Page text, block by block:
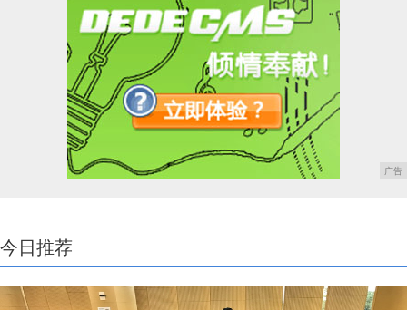
广告
今日推荐